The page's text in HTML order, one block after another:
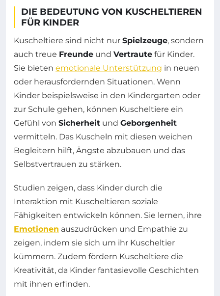
DIE BEDEUTUNG VON KUSCHELTIEREN
FÜR KINDER
Kuscheltiere sind nicht nur Spielzeuge, sondern
auch treue Freunde und Vertraute für Kinder.
Sie bieten emotionale Unterstützung in neuen
oder herausfordernden Situationen. Wenn
Kinder beispielsweise in den Kindergarten oder
zur Schule gehen, können Kuscheltiere ein
Gefühl von Sicherheit und Geborgenheit
vermitteln. Das Kuscheln mit diesen weichen
Begleitern hilft, Ängste abzubauen und das
Selbstvertrauen zu stärken.
Studien zeigen, dass Kinder durch die
Interaktion mit Kuscheltieren soziale
Fähigkeiten entwickeln können. Sie lernen, ihre
Emotionen auszudrücken und Empathie zu
zeigen, indem sie sich um ihr Kuscheltier
kümmern. Zudem fördern Kuscheltiere die
Kreativität, da Kinder fantasievolle Geschichten
mit ihnen erfinden.